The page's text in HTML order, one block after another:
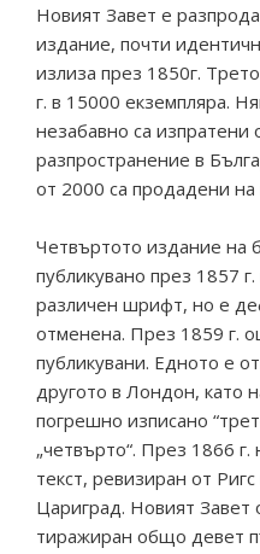
Новият Завет е
издание, почти
излиза през 1850г.
г. в 15000 екземпляра.
незабавно са изпратени
разпространение в
от 2000 са продадени
Четвъртото издание на
публикувано през 1857
различен шрифт, но е
отменена. През 1859 г.
публикувани. Едното е
другото в Лондон, като
погрешно изписано
„четвърто“. През 1866
текст, ревизиран от
Цариград. Новият Завет
тиражиран общо девет